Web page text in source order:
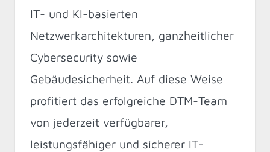
IT- und KI-basierten
Netzwerkarchitekturen, ganzheitlicher
Cybersecurity sowie
Gebäudesicherheit. Auf diese Weise
profitiert das erfolgreiche DTM-Team
von jederzeit verfügbarer,
leistungsfähiger und sicherer IT-